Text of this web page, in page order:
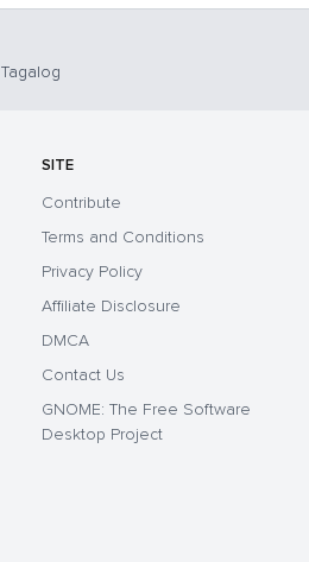
Tagalog
SITE
Contribute
Terms and Conditions
Privacy Policy
Affiliate Disclosure
DMCA
Contact Us
GNOME: The Free Software
Desktop Project